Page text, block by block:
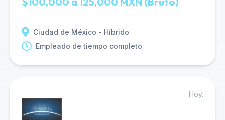
Ciudad de México - Híbrido
Empleado de tiempo completo
Hoy.